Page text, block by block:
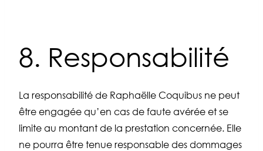
8. Responsabilité
La responsabilité de Raphaëlle Coquibus ne peut
être engagée qu’en cas de faute avérée et se
limite au montant de la prestation concernée. Elle
ne pourra être tenue responsable des dommages